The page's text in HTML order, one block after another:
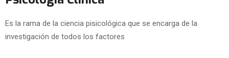
Es la rama de la ciencia pisicológica que se encarga de la
investigación de todos los factores